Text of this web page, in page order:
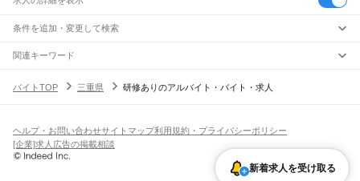
条件を追加・変更して検索
市区町村を追加・変更
三重県すべて
駅を追加・変更
長島駅 桑名駅朝日駅 富田駅 富田浜駅四日市駅 南四日市駅 河原田駅
井田川駅亀山駅
JR関西本線(亀山～加茂)
伊賀上野駅 島ケ原駅
飲食・フードサービス
飲食・フードサービス
ホールスタッフ
皿洗い・洗い場精肉・鮮魚加工
バー（BAR）・バーテンダー
特徴を追加・変更
人気
髪型・髪色自由ひげOKネイルOK
関連キーワード
三重県 鈴鹿市 初任者研修
バイトTOP 三重県 研修ありのアルバイト・バイト・求人
新着求人を受け取る
ヘルプ・お問い合わせサイトマップ利用規約・プライバシーポリシー
[企業]求人広告の掲載相談